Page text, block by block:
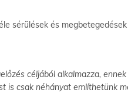
sérülések és
céljából alkalmazza,
is csak néhányat említhetünk